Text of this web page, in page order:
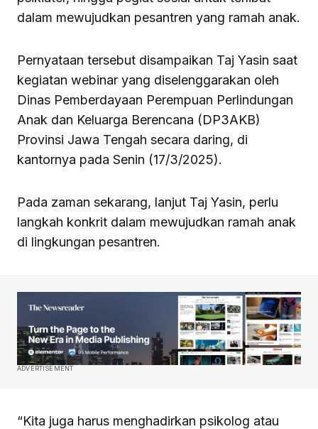
dalam mewujudkan pesantren yang ramah anak.
Pernyataan tersebut disampaikan Taj Yasin saat
kegiatan webinar yang diselenggarakan oleh
Dinas Pemberdayaan Perempuan Perlindungan
Anak dan Keluarga Berencana (DP3AKB)
Provinsi Jawa Tengah secara daring, di
kantornya pada Senin (17/3/2025).
Pada zaman sekarang, lanjut Taj Yasin, perlu
langkah konkrit dalam mewujudkan ramah anak
di lingkungan pesantren.
ADVERTISEMENT
“Kita juga harus menghadirkan psikolog atau